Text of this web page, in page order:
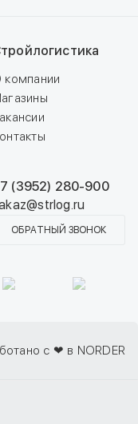
компании
(3952) 280-900
ОБРАТНЫЙ ЗВОНОК
с ❤ в NORDER